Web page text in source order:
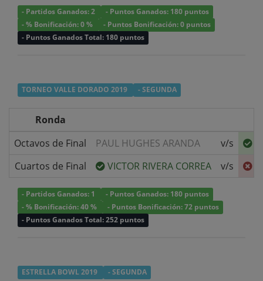
- Partidos Ganados: 2
- Puntos Ganados: 180 puntos
- % Bonificación: 0 %
- Puntos Bonificación: 0 puntos
- Puntos Ganados Total: 180 puntos
TORNEO VALLE DORADO 2019 - SEGUNDA
Ronda
Octavos de Final
PAUL HUGHES ARANDA v/s
Cuartos de Final
VICTOR RIVERA CORREA v/s
- Partidos Ganados: 1
- Puntos Ganados: 180 puntos
- % Bonificación: 40 %
- Puntos Bonificación: 72 puntos
- Puntos Ganados Total: 252 puntos
ESTRELLA BOWL 2019 - SEGUNDA